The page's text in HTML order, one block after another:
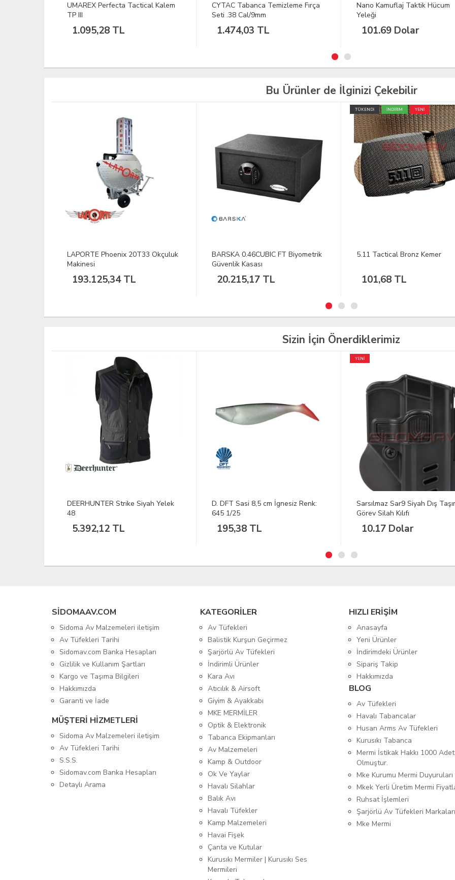
CYTAC Tabanca Temizleme Fırça
Seti .38 Cal/9mm
1.474,03 TL
Nano Kamuflaj Taktik Hücum
Yeleği
101.69 Dolar
CYTAC Telefon Kılıfı - IPHONE
Uyumlu
928,17 TL
Bu Ürünler de İlginizi Çekebilir
BARSKA 0.46CUBIC FT Biyometrik
Güvenlik Kasası
20.215,17 TL
5.11 Tactical Bronz Kemer
101,68 TL
TÜKENDİ
CYBERGUN Baby Eagle NBB
3.438,48 TL
Sizin İçin Önerdiklerimiz
D. DFT Sasi 8,5 cm İgnesiz Renk:
645 1/25
195,38 TL
Sarsılmaz Sar9 Siyah Dış Taşıma
Görev Silah Kılıfı
10.17 Dolar
Kral Arms Azarax Slug Av
SIDOMAAV.COM
Sidoma Av Malzemeleri iletişim
Av Tüfekleri Tarihi
Sidomav.com Banka Hesapları
Gizlilik ve Kullanım Şartları
Kargo ve Taşıma Bilgileri
Hakkımızda
Garanti ve İade
MÜŞTERİ HİZMETLERİ
Sidoma Av Malzemeleri iletişim
Av Tüfekleri Tarihi
S.S.S.
Sidomav.com Banka Hesapları
Detaylı Arama
KATEGORİLER
Av Tüfekleri
Balistik Kurşun Geçirmez
Şarjörlü Av Tüfekleri
İndirimli Ürünler
Kara Avı
Atıcılık & Airsoft
Giyim & Ayakkabı
MKE MERMİLER
Optik & Elektronik
Tabanca Ekipmanları
Av Malzemeleri
Kamp & Outdoor
Ok Ve Yaylar
Havalı Silahlar
Balık Avı
Havalı Tüfekler
Kamp Malzemeleri
Havai Fişek
Çanta ve Kutular
Kurusıkı Mermiler | Kurusıkı Ses
Mermileri
HIZLI ERİŞİM
Anasayfa
Yeni Ürünler
İndirimdeki Ürünler
Sipariş Takip
Hakkımızda
BLOG
Av Tüfekleri
Havalı Tabancalar
Husan Arms Av Tüfekleri
Kurusıkı Tabanca
Mermi İstikak Hakkı 1000 Adet
Olmuştur.
Mke Kurumu Mermi
Mkek Yerli Üretim Mermi
Ruhsat İşlemleri
Şarjörlü Av Tüfekleri Markaları
Mke Mermi